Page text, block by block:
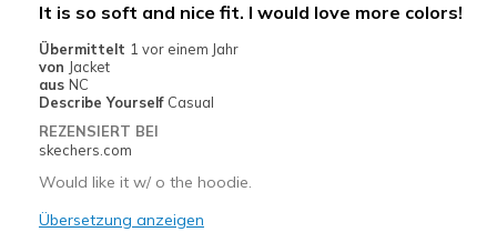
It is so soft and nice fit. I would love more colors!
Übermittelt 1 vor einem Jahr
von Jacket
aus NC
Describe Yourself Casual
REZENSIERT BEI
skechers.com
Would like it w/ o the hoodie.
Übersetzung anzeigen